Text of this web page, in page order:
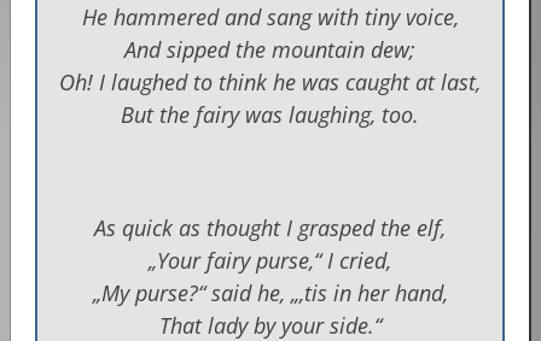
He hammered and sang with tiny voice,
And sipped the mountain dew;
Oh! I laughed to think he was caught at last,
But the fairy was laughing, too.
As quick as thought I grasped the elf,
„Your fairy purse,“ I cried,
„My purse?“ said he, „‚tis in her hand,
That lady by your side.“